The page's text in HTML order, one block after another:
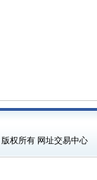
版权所有 网址交易中心